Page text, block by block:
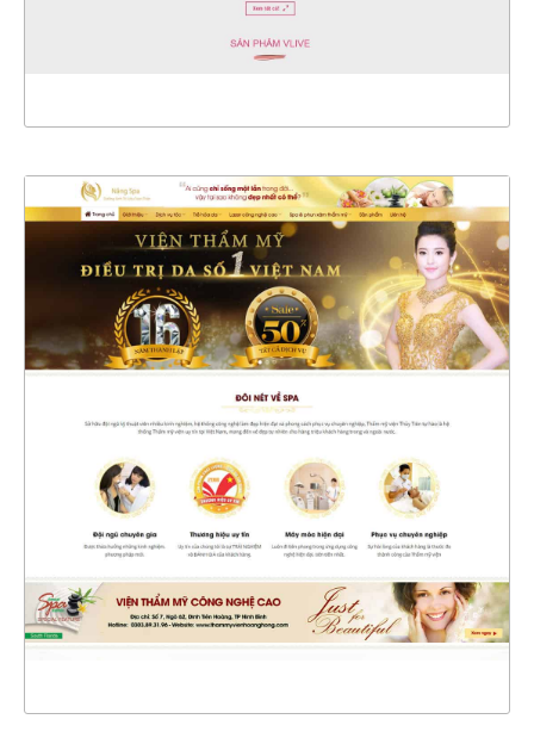
XEM THỰC TẾ
XEM THỰC TẾ